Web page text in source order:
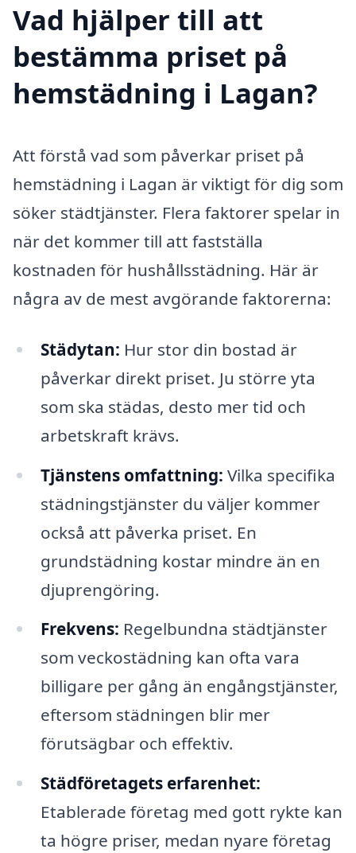
Vad hjälper till att
bestämma priset på
hemstädning i Lagan?
Att förstå vad som påverkar priset på
hemstädning i Lagan är viktigt för dig som
söker städtjänster. Flera faktorer spelar in
när det kommer till att fastställa
kostnaden för hushållsstädning. Här är
några av de mest avgörande faktorerna:
Städytan: Hur stor din bostad är
påverkar direkt priset. Ju större yta
som ska städas, desto mer tid och
arbetskraft krävs.
Tjänstens omfattning: Vilka specifika
städningstjänster du väljer kommer
också att påverka priset. En
grundstädning kostar mindre än en
djuprengöring.
Frekvens: Regelbundna städtjänster
som veckostädning kan ofta vara
billigare per gång än engångstjänster,
eftersom städningen blir mer
förutsägbar och effektiv.
Städföretagets erfarenhet:
Etablerade företag med gott rykte kan
ta högre priser, medan nyare företag